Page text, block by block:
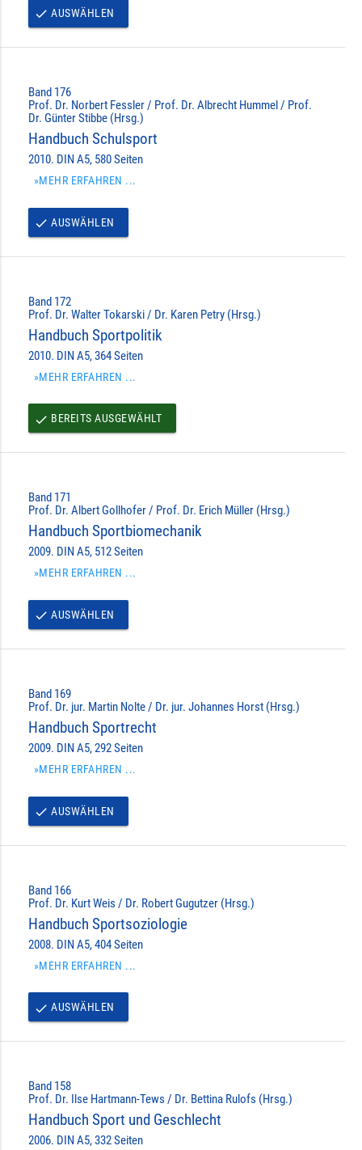
done AUSWÄHLEN
Band 176
Prof. Dr. Norbert Fessler / Prof. Dr. Albrecht Hummel / Prof.
Dr. Günter Stibbe (Hrsg.)
Handbuch Schulsport
2010. DIN A5, 580 Seiten
»MEHR ERFAHREN ...
done AUSWÄHLEN
Band 172
Prof. Dr. Walter Tokarski / Dr. Karen Petry (Hrsg.)
Handbuch Sportpolitik
2010. DIN A5, 364 Seiten
»MEHR ERFAHREN ...
done BEREITS AUSGEWÄHLT
Band 171
Prof. Dr. Albert Gollhofer / Prof. Dr. Erich Müller (Hrsg.)
Handbuch Sportbiomechanik
2009. DIN A5, 512 Seiten
»MEHR ERFAHREN ...
done AUSWÄHLEN
Band 169
Prof. Dr. jur. Martin Nolte / Dr. jur. Johannes Horst (Hrsg.)
Handbuch Sportrecht
2009. DIN A5, 292 Seiten
»MEHR ERFAHREN ...
done AUSWÄHLEN
Band 166
Prof. Dr. Kurt Weis / Dr. Robert Gugutzer (Hrsg.)
Handbuch Sportsoziologie
2008. DIN A5, 404 Seiten
»MEHR ERFAHREN ...
done AUSWÄHLEN
Band 158
Prof. Dr. Ilse Hartmann-Tews / Dr. Bettina Rulofs (Hrsg.)
Handbuch Sport und Geschlecht
2006. DIN A5, 332 Seiten